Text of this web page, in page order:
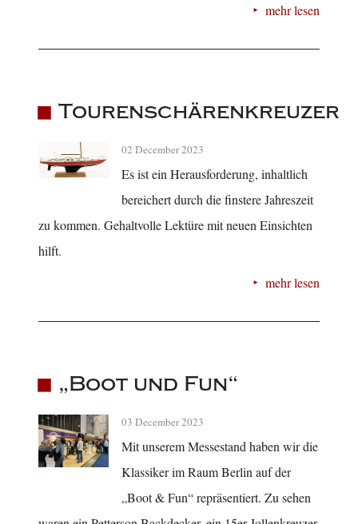
mehr lesen
Tourenschärenkreuzer
02 December 2023
Es ist ein Herausforderung, inhaltlich
bereichert durch die finstere Jahreszeit
zu kommen. Gehaltvolle Lektüre mit neuen Einsichten
hilft.
mehr lesen
„Boot und Fun“
03 December 2023
Mit unserem Messestand haben wir die
Klassiker im Raum Berlin auf der
„Boot & Fun“ repräsentiert. Zu sehen